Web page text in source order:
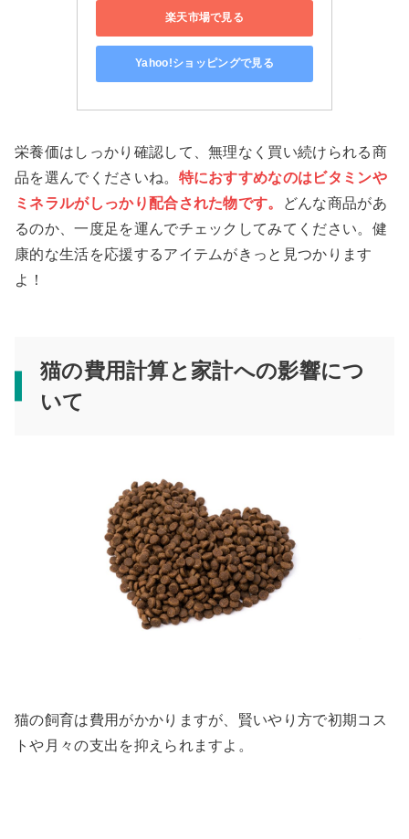
楽天市場で見る
Yahoo!ショッピングで見る
栄養価はしっかり確認して、無理なく買い続けられる商
品を選んでくださいね。 特におすすめなのはビタミンや
ミネラルがしっかり配合された物です。
どんな商品があ
るのか、一度足を運んでチェックしてみてください。健
康的な生活を応援するアイテムがきっと見つかります
よ！
猫の費用計算と家計への影響につ
いて
猫の飼育は費用がかかりますが、賢いやり方で初期コス
トや月々の支出を抑えられますよ。